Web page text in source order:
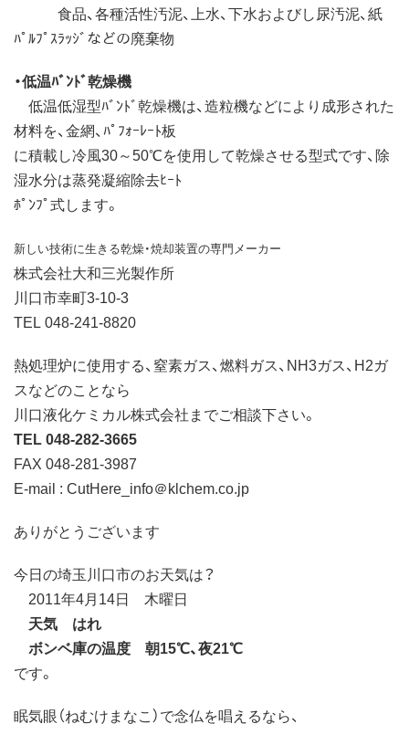
食品、各種活性汚泥、上水、下水およびし尿汚泥、紙
ﾊﾟﾙﾌﾟｽﾗｯｼﾞなどの廃棄物
・低温ﾊﾞﾝﾄﾞ乾燥機
低温低湿型ﾊﾞﾝﾄﾞ乾燥機は、造粒機などにより成形された
材料を、金網、ﾊﾟﾌｫｰﾚｰﾄ板
に積載し冷風30～50℃を使用して乾燥させる型式です、除
湿水分は蒸発凝縮除去ﾋｰﾄ
ﾎﾟﾝﾌﾟ式します。
新しい技術に生きる乾燥・焼却装置の専門メーカー
株式会社大和三光製作所
川口市幸町3-10-3
TEL 048-241-8820
熱処理炉に使用する、窒素ガス、燃料ガス、NH3ガス、H2ガ
スなどのことなら
川口液化ケミカル株式会社までご相談下さい。
TEL 048-282-3665
FAX 048-281-3987
E-mail : CutHere_info＠klchem.co.jp
ありがとうございます
今日の埼玉川口市のお天気は？
2011年4月14日 木曜日
天気 はれ
ボンベ庫の温度 朝15℃、夜21℃
です。
眠気眼（ねむけまなこ）で念仏を唱えるなら、